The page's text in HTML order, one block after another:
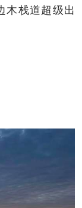
木栈道超级出